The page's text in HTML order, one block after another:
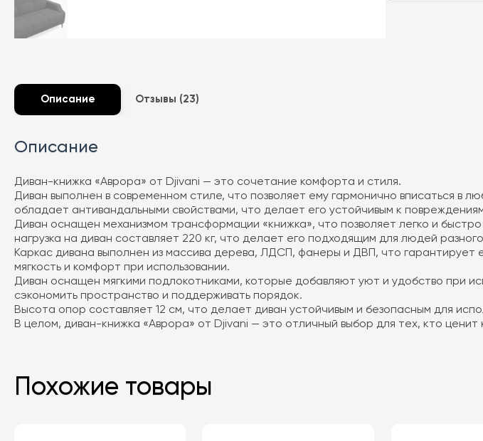
Описание Отзывы (23)
Описание
Диван-книжка «Аврора» от Djivani — это сочетание комфорта и стиля.
Диван выполнен в современном стиле, что позволяет ему гармонично вписаться в
обладает антивандальными свойствами, что делает его устойчивым к повреждениям
Диван оснащен механизмом трансформации «книжка», что позволяет легко и
нагрузка на диван составляет 220 кг, что делает его подходящим для людей
Каркас дивана выполнен из массива дерева, ЛДСП, фанеры и ДВП, что гарантирует
мягкость и комфорт при использовании.
Диван оснащен мягкими подлокотниками, которые добавляют уют и удобство при
сэкономить пространство и поддерживать порядок.
Высота опор составляет 12 см, что делает диван устойчивым и безопасным для
В целом, диван-книжка «Аврора» от Djivani — это отличный выбор для тех, кто
Похожие товары